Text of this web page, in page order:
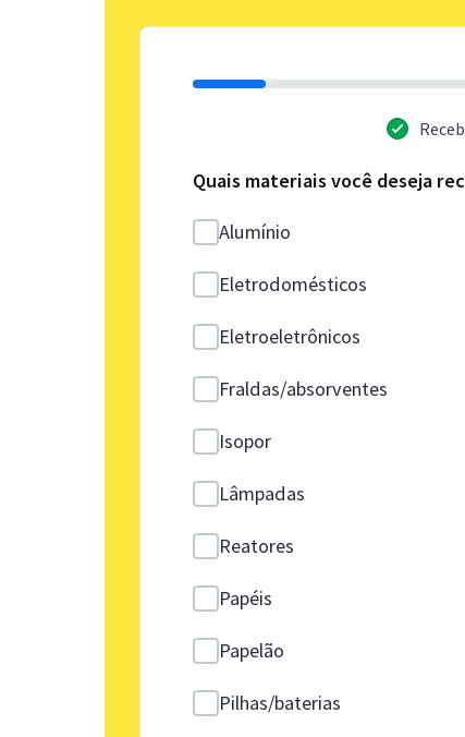
Quais materiais você deseja
Alumínio
Eletrodomésticos
Eletroeletrônicos
Fraldas/absorventes
Isopor
Lâmpadas
Reatores
Papéis
Papelão
Pilhas/baterias